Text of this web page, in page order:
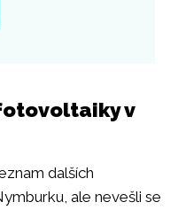
v
dalších
ale nevešli se